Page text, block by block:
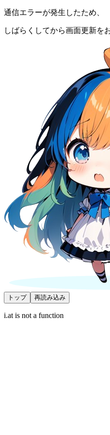
通信エラーが発生したため、
しばらくしてから画面更新を
トップ 再読み込み
i.at is not a function